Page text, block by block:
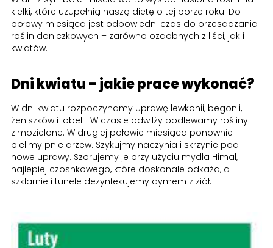
kiełki, które uzupełnią naszą dietę o tej porze roku. Do
połowy miesiąca jest odpowiedni czas do przesadzania
roślin doniczkowych – zarówno ozdobnych z liści, jak i
kwiatów.
Dni kwiatu – jakie prace wykonać?
W dni kwiatu rozpoczynamy uprawę lewkonii, begonii,
żeniszków i lobelii. W czasie odwilży podlewamy rośliny
zimozielone. W drugiej połowie miesiąca ponownie
bielimy pnie drzew. Szykujmy naczynia i skrzynie pod
nowe uprawy. Szorujemy je przy użyciu mydła Himal,
najlepiej czosn­kowego, które doskonale odkaża, a
szklarnie i tunele dezynfekujemy dymem z ziół.